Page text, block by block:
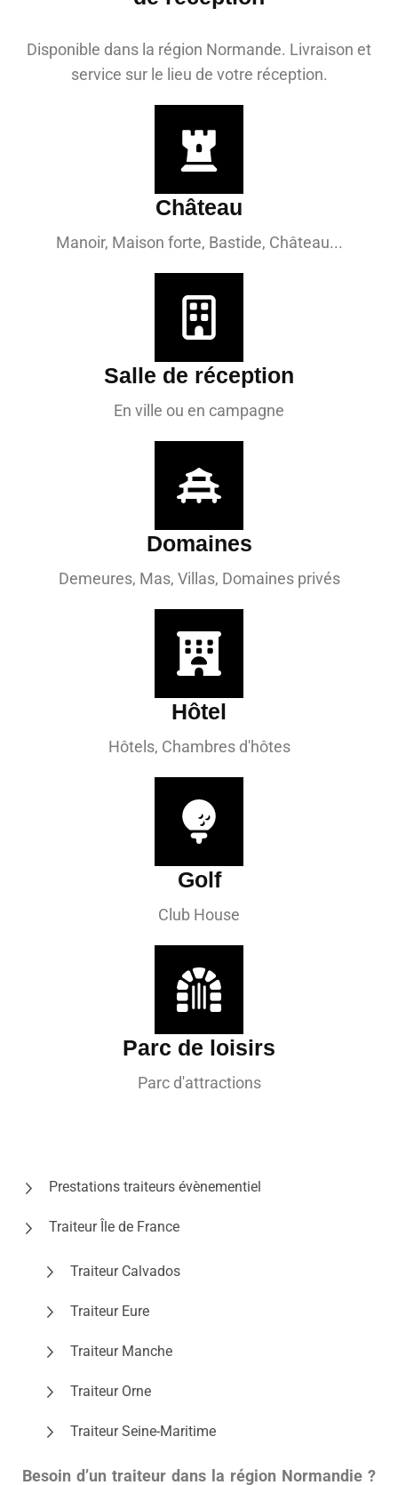
Disponible dans la région Normande. Livraison et
service sur le lieu de votre réception.
Château
Manoir, Maison forte, Bastide, Château...
Salle de réception
En ville ou en campagne
Domaines
Demeures, Mas, Villas, Domaines privés
Hôtel
Hôtels, Chambres d'hôtes
Golf
Club House
Parc de loisirs
Parc d'attractions
Prestations traiteurs évènementiel
Traiteur Île de France
Traiteur Calvados
Traiteur Eure
Traiteur Manche
Traiteur Orne
Traiteur Seine-Maritime
Besoin d’un traiteur dans la région Normandie ?